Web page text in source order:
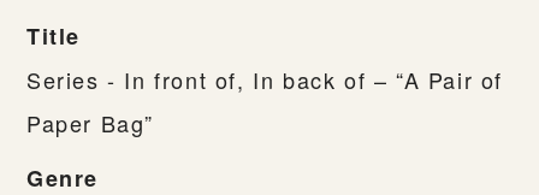
Title
Series - In front of, In back of – “A Pair of
Paper Bag”
Genre